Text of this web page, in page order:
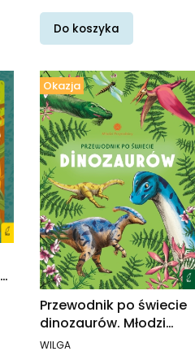
Do koszyka
Okazja
Przewodnik po świecie
dinozaurów. Młodzi
przyrodnicy
PRODUCENT
WILGA